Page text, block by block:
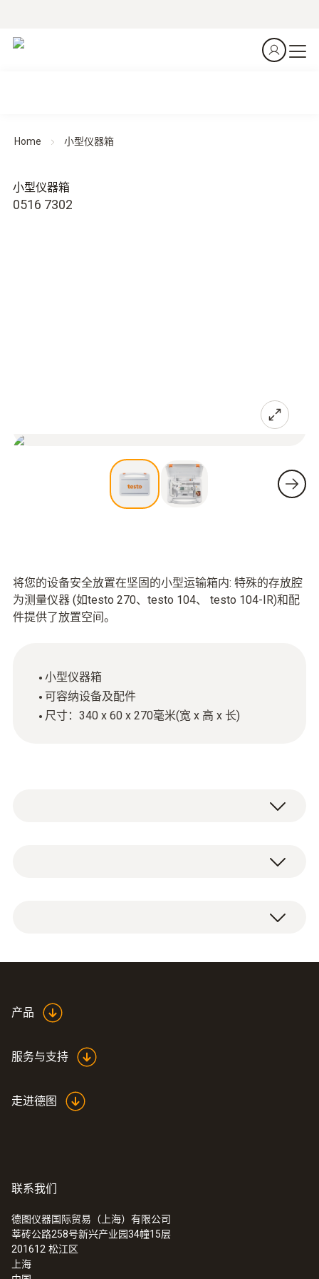
Home 小型仪器箱
0516 7302
小型仪器箱
将您的设备安全放置在坚固的小型运输箱内: 特殊的存放腔
为测量仪器 (如testo 270、testo 104、 testo 104-IR)和配
件提供了放置空间。
小型仪器箱
可容纳设备及配件
尺寸：340 x 60 x 270毫米(宽 x 高 x 长)
:0560 1040
testo 104-IR - 食品安全测温仪
产品
服务与支持
走进德图
联系我们
德图仪器国际贸易（上海）有限公司
莘砖公路258号新兴产业园34幢15层
201612 松江区
上海